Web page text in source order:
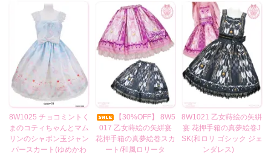
8W1025 チョコミントく
まのコティちゃんとマム
リンのシャボン玉ジャン
パースカート(ゆめかわ
【30%OFF】 8W5
017 乙女蒔絵の矢絣宴
花押手箱の真夢絵巻スカ
ート/和風ロリータ
8W1021 乙女蒔絵の矢絣
宴 花押手箱の真夢絵巻J
SK(和ロリ ゴシック ジェ
ンダレス)